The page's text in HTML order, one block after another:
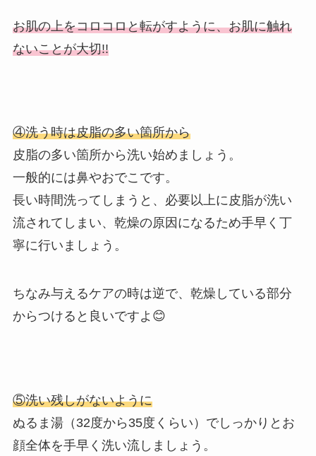
お肌の上をコロコロと転がすように、お肌に触れ
ないことが大切!!
④洗う時は皮脂の多い箇所から
皮脂の多い箇所から洗い始めましょう。
一般的には鼻やおでこです。
長い時間洗ってしまうと、必要以上に皮脂が洗い
流されてしまい、乾燥の原因になるため手早く丁
寧に行いましょう。
ちなみ与えるケアの時は逆で、乾燥している部分
からつけると良いですよ😊
⑤洗い残しがないように
ぬるま湯（32度から35度くらい）でしっかりとお
顔全体を手早く洗い流しましょう。